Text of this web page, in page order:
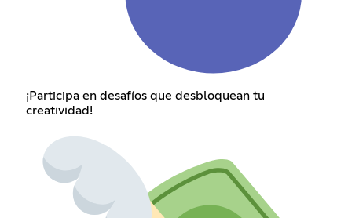
¡Participa en desafíos que desbloquean tu
creatividad!